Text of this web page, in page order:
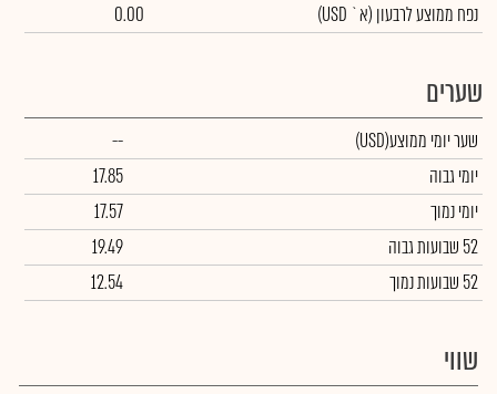
נפח ממוצע לרבעון (א` USD)
0.00
שערים
שער יומי ממוצע(USD)
--
יומי גבוה
17.85
יומי נמוך
17.57
52 שבועות גבוה
19.49
52 שבועות נמוך
12.54
שווי